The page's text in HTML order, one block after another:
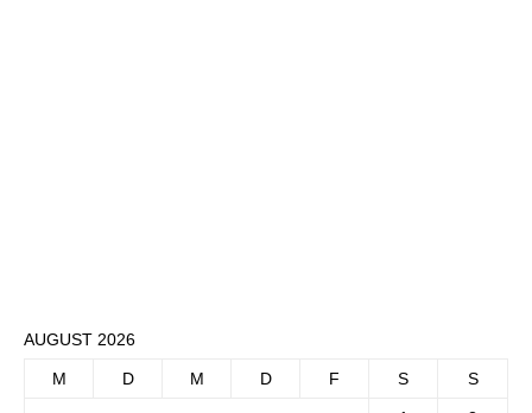
AUGUST 2026
M D M D F S S